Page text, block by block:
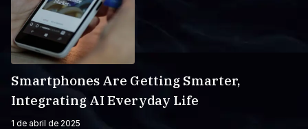
Smartphones Are Getting Smarter,
Integrating AI Everyday Life
1 de abril de 2025